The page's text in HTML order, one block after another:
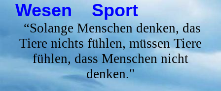
Wesen Sport
“Solange Menschen denken, das
Tiere nichts fühlen, müssen Tiere
fühlen, dass Menschen nicht
denken."